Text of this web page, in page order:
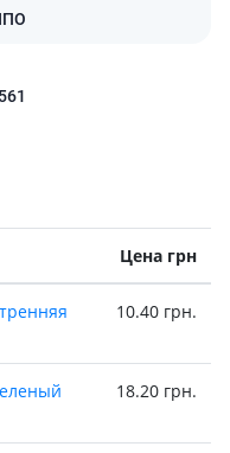
Цена грн
10.40 грн.
18.20 грн.